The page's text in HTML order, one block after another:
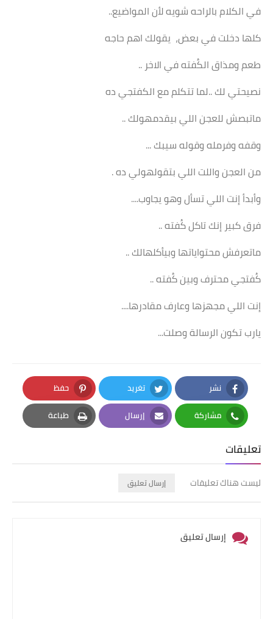
في الكلام بالراحه شويه لأن المواضيع..
كلها دخلت في بعض، يقولك اهم حاجه
طعم ومذاق الكُفته في الاخر ..
نصيحتي لك ..لما تتكلم مع الكفتجي ده
ماتبصش للعجن اللي بيقدمهولك ..
وقفه وفرمله وقوله سيبك ...
من العجن واللت اللي بتقولهولي ده .
وأبدأ إنت اللي تسأل وهو يجاوب....
فرق كبير إنك تاكل كُفته ..
ماتعرفش محتواياتها وبيأكلهالك ..
كُفتجي محترف وبين كُفته ..
إنت اللي مجهزها وعارف مقادرها....
يارب تكون الرسالة وصلت...
نشر
Facebook
تغريد
Twitter
حفظ
Pinterest
مشاركة
Whatsapp
إرسال
Email
طباعة
Print
تعليقات
ليست هناك تعليقات إرسال تعليق
إرسال تعليق